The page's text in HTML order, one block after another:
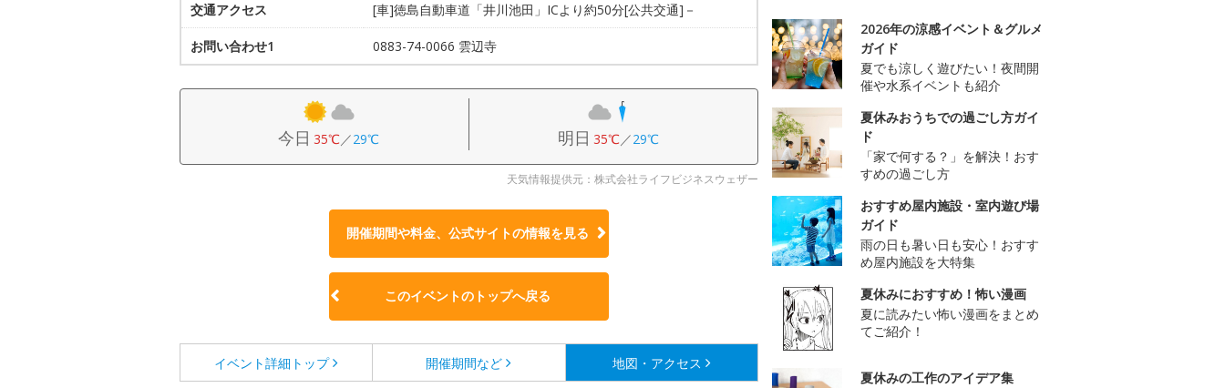
交通アクセス [車]徳島自動車道「井川池田」ICより約50分[公共交通]－
お問い合わせ1 0883-74-0066 雲辺寺
今日 35℃／29℃ 明日 35℃／29℃
天気情報提供元：株式会社ライフビジネスウェザー
開催期間や料金、公式サイトの情報を見る
このイベントのトップへ戻る
イベント詳細 トップ 開催期間など 地図・アクセス
2026年の涼感イベント＆グルメ
ガイド
夏でも涼しく遊びたい！夜間開
催や水系イベントも紹介
夏休みおうちでの過ごし方ガイ
ド
「家で何する？」を解決！おす
すめの過ごし方
おすすめ屋内施設・室内遊び場
ガイド
雨の日も暑い日も安心！おすす
め屋内施設を大特集
夏休みにおすすめ！怖い漫画
夏に読みたい怖い漫画をまとめ
てご紹介！
夏休みの工作のアイデア集